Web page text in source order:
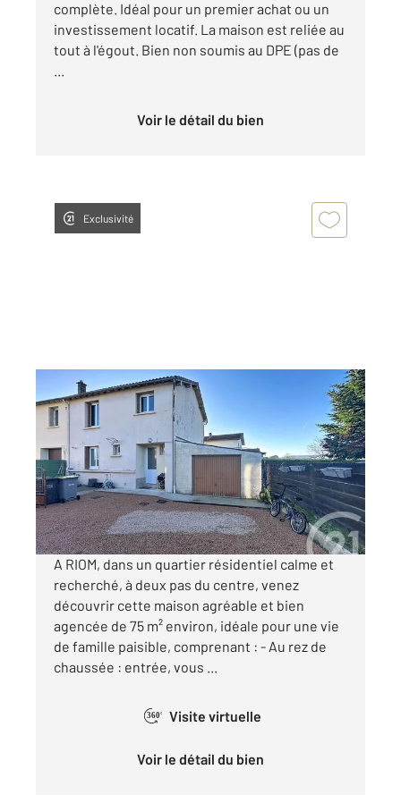
complète. Idéal pour un premier achat ou un
investissement locatif. La maison est reliée au
tout à l'égout. Bien non soumis au DPE (pas de
Voir le détail du bien
Exclusivité
RIOM 63
74,31 m
, 5 pièces
Ref : 24110
Maison à vendre
219 000 €
Visiter le site dédié
A RIOM, dans un quartier résidentiel calme et
recherché, à deux pas du centre, venez
découvrir cette maison agréable et bien
agencée de 75 m² environ, idéale pour une vie
de famille paisible, comprenant : - Au rez de
chaussée : entrée, vous ...
360° Visite virtuelle
Voir le détail du bien